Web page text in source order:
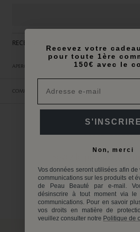
RECEVEZ UN CADEAU EXCLUSIF DES 250€
APERÇU
COMMENT UTILISER
Avis
Soyez le premier à
Écrire un avis
Aucun élément
Recevez votre
pour toute 1ère
150€ avec le
S'INSCRIRE
Non, merci
Vos données seront utilisées afin
communications sur les produits et
de Peau Beauté par e-mail.
désinscrire à tout moment via
communications. Pour en savoir
vos droits en matière de
veuillez consulter notre Politique de